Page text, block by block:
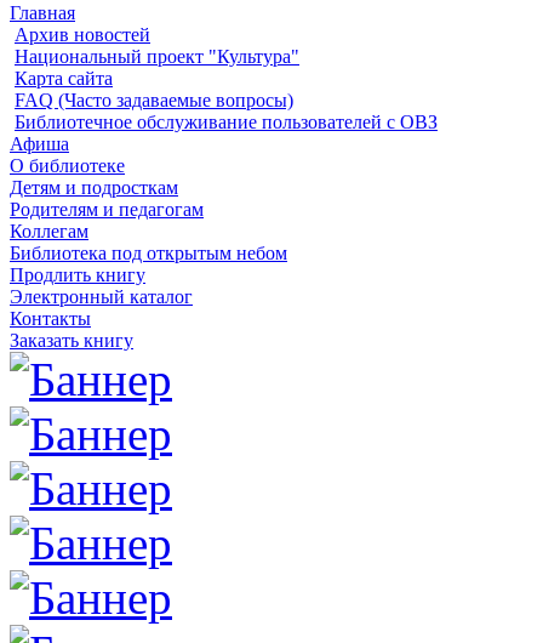
Главная
Архив новостей
Национальный проект "Культура"
Карта сайта
FAQ (Часто задаваемые вопросы)
Библиотечное обслуживание пользователей с ОВЗ
Афиша
О библиотеке
Детям и подросткам
Родителям и педагогам
Коллегам
Библиотека под открытым небом
Продлить книгу
Электронный каталог
Контакты
Заказать книгу